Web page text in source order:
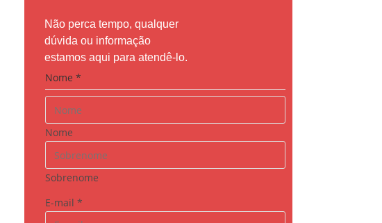
Não perca tempo, qualquer
dúvida ou informação
estamos aqui para atendê-lo.
(
D
D
E
c
o
l
Nome*
Nome
Sobrenome
E-mail*